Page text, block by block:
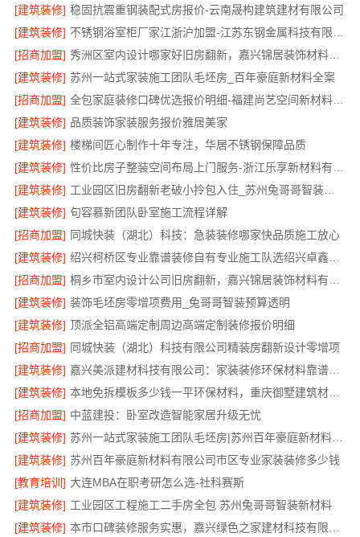
[建筑装修] 稳固抗震重钢装配式房报价-云南晟构建筑建材有限公司
[建筑装修]
[招商加盟]
秀洲区室内设计哪家好旧房翻新，嘉兴锦居装饰材料有限公司
[建筑装修] 苏州一站式家装施工团队毛坯房_百年豪庭新材料全案
[招商加盟]
全包家庭装修口碑优选报价明细-福建尚艺空间新材料科技有限公司
[建筑装修] 品质装饰家装服务报价雅居美家
[建筑装修] 楼梯间匠心制作十年专注，华居不锈钢保障品质
[建筑装修]
[建筑装修]
工业园区旧房翻新老破小拎包入住_苏州兔哥哥智装新材料有限公司全包服务
[建筑装修] 句容慕新团队卧室施工流程详解
[招商加盟] 同城快装（湖北）科技：急装装修哪家快品质施工放心
[建筑装修]
[招商加盟]
[建筑装修] 装饰毛坯房零增项费用_兔哥哥智装预算透明
[建筑装修] 顶派全铝高端定制周边高端定制装修报价明细
[招商加盟] 同城快装（湖北）科技有限公司精装房翻新设计零增项
[建筑装修]
嘉兴美派建材科技有限公司：家装装修环保材料靠谱商家
[建筑装修]
本地免拆模板多少钱一平环保材料，重庆御墅建筑材料有限公司
[招商加盟] 中蓝建投：卧室改造智能家居升级无忧
[建筑装修]
苏州一站式家装施工团队毛坯房|苏州百年豪庭新材料有限公司
[建筑装修] 苏州百年豪庭新材料有限公司市区专业家装装修多少钱
[教育培训] 大连MBA在职考研怎么选-社科赛斯
[建筑装修] 工业园区工程施工二手房全包 苏州兔哥哥智装新材料
[建筑装修]